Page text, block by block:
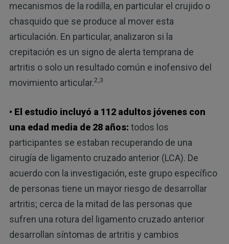
mecanismos de la rodilla, en particular el crujido o
chasquido que se produce al mover esta
articulación. En particular, analizaron si la
crepitación es un signo de alerta temprana de
artritis o solo un resultado común e inofensivo del
movimiento articular.2,3
• El estudio incluyó a 112 adultos jóvenes con
una edad media de 28 años: todos los
participantes se estaban recuperando de una
cirugía de ligamento cruzado anterior (LCA). De
acuerdo con la investigación, este grupo específico
de personas tiene un mayor riesgo de desarrollar
artritis; cerca de la mitad de las personas que
sufren una rotura del ligamento cruzado anterior
desarrollan síntomas de artritis y cambios